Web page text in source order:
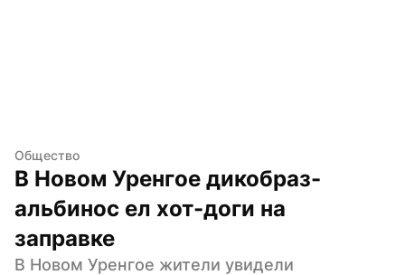
Общество
В Новом Уренгое дикобраз-
альбинос ел хот-доги на
заправке
В Новом Уренгое жители увидели